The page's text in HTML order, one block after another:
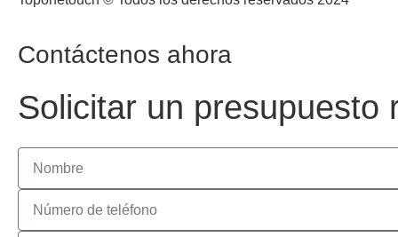
Contáctenos ahora
Solicitar un presupuesto